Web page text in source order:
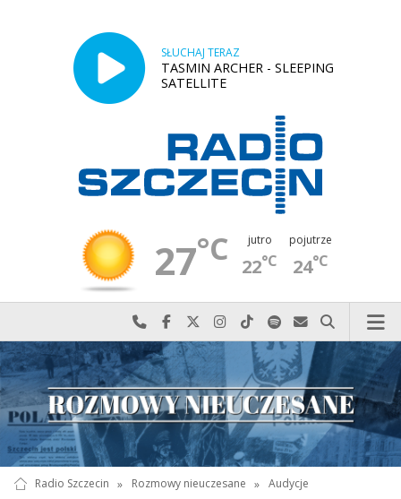
SŁUCHAJ TERAZ
TASMIN ARCHER - SLEEPING
SATELLITE
27°C jutro
22°C
pojutrze
24°C
Najlepiej po prostu do nas zadzwoń
Odwiedź nas na Facebook-u
Odwiedź nas na X
Odwiedź nas na Instagram-ie
Odwiedź nas na TikTok-u
Szukaj nas na Spotify
Wyślij do nas
Szukaj
Radio Szczecin » Rozmowy nieuczesane » Audycje